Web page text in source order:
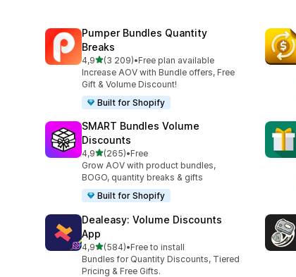
Pumper Bundles Quantity
Breaks
4,9z 5 hvězd
(3 209)
Celkový počet recenzí: 3209
•Free plan available
Increase AOV with Bundle offers, Free
Gift & Volume Discount!
Built for Shopify
SMART Bundles Volume
Discounts
4,9z 5 hvězd
(265)
Celkový počet recenzí: 265
•Free
Grow AOV with product bundles,
BOGO, quantity breaks & gifts
Built for Shopify
Dealeasy: Volume Discounts
App
4,9z 5 hvězd
(584)
Celkový počet recenzí: 584
•Free to install
Bundles for Quantity Discounts, Tiered
Pricing & Free Gifts.